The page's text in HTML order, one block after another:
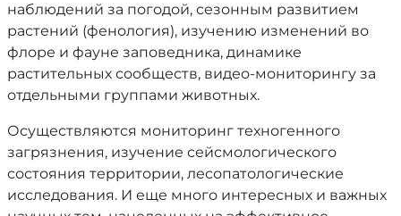
наблюдений за погодой, сезонным развитием
растений (фенология), изучению изменений во
флоре и фауне заповедника, динамике
растительных сообществ, видео-мониторингу за
отдельными группами животных.
Осуществляются мониторинг техногенного
загрязнения, изучение сейсмологического
состояния территории, лесопатологические
исследования. И еще много интересных и важных